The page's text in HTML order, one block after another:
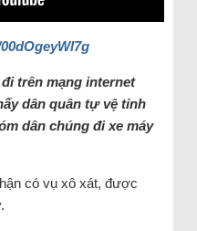
trên mạng internet
dân quân tự vệ tỉnh
dân chúng đi xe máy
có vụ xô xát, được